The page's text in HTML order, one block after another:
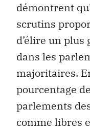
démontrent
scrutins
d’élire un
dans les
majoritaires.
pourcentage
parlements
comme libres